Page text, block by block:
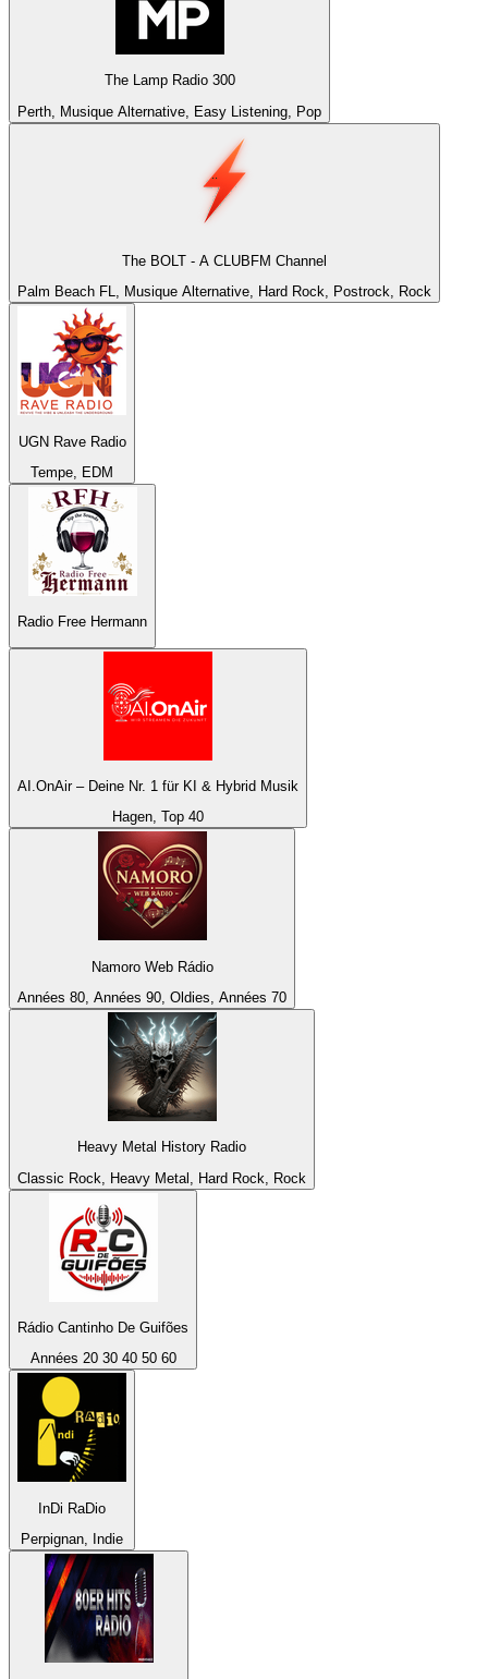
The Lamp Radio 300
Perth, Musique Alternative, Easy Listening, Pop
The BOLT - A CLUBFM Channel
Palm Beach FL, Musique Alternative, Hard Rock, Postrock, Rock
UGN Rave Radio
Tempe, EDM
Radio Free Hermann
AI.OnAir – Deine Nr. 1 für KI & Hybrid Musik
Hagen, Top 40
Namoro Web Rádio
Années 80, Années 90, Oldies, Années 70
Heavy Metal History Radio
Classic Rock, Heavy Metal, Hard Rock, Rock
Rádio Cantinho De Guifões
Années 20 30 40 50 60
InDi RaDio
Perpignan, Indie